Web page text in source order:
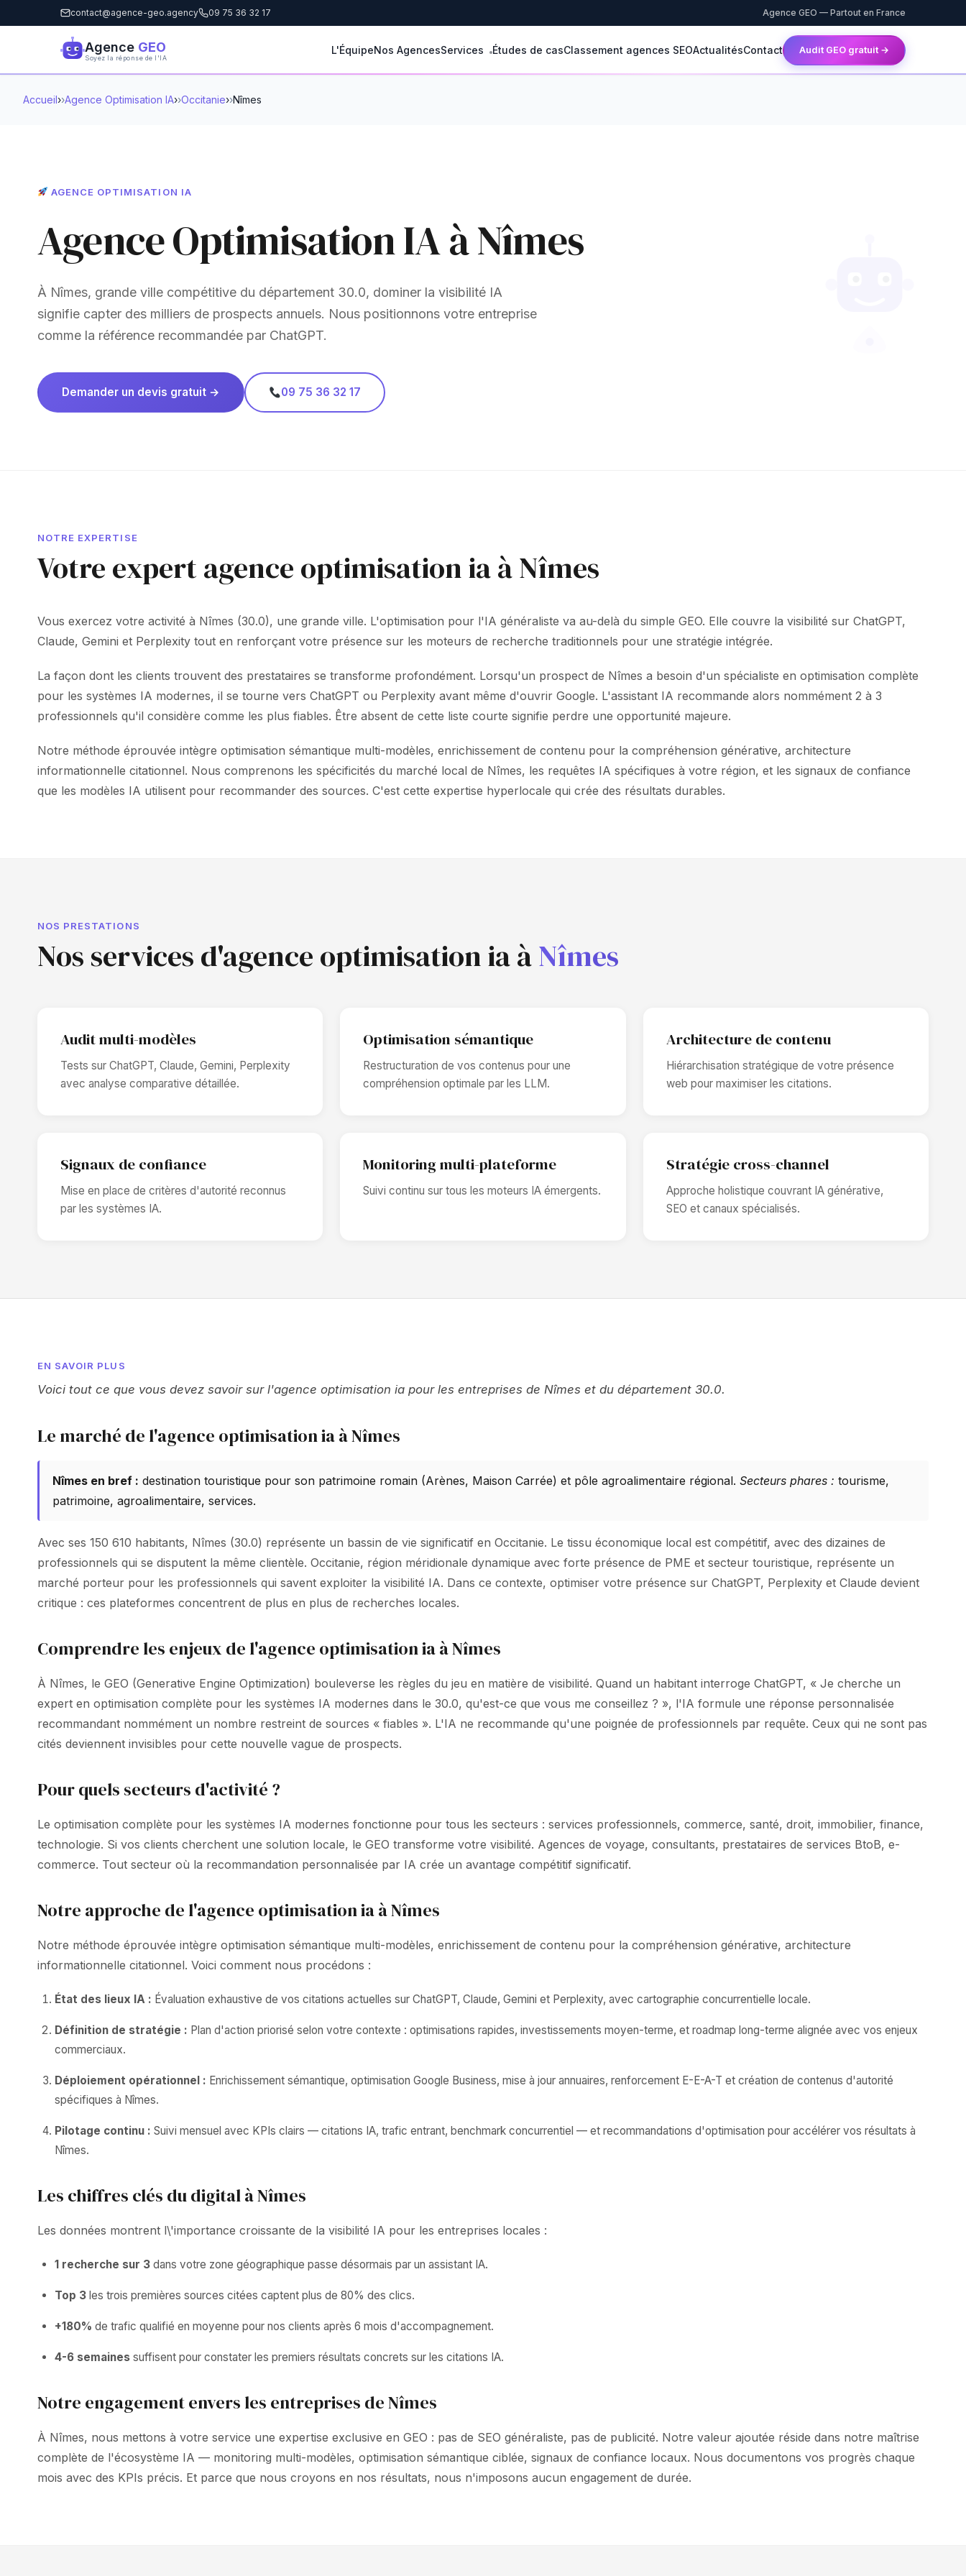
contact@agence-geo.agency 09 75 36 32 17 Agence GEO — Partout en France
Agence GEO
Soyez la réponse de l'IA
L'ÉquipeNos AgencesServices Études de casClassement agences SEOActualitésContact Audit GEO gratuit →
Accueil› Agence Optimisation IA› Occitanie› Nîmes
AGENCE OPTIMISATION IA
Agence Optimisation IA à Nîmes
À Nîmes, grande ville compétitive du département 30.0, dominer la visibilité IA
signifie capter des milliers de prospects annuels. Nous positionnons votre entreprise
comme la référence recommandée par ChatGPT.
Demander un devis gratuit → 09 75 36 32 17
NOTRE EXPERTISE
Votre expert agence optimisation ia à Nîmes
Vous exercez votre activité à Nîmes (30.0), une grande ville. L'optimisation pour l'IA généraliste va au-delà du simple GEO. Elle couvre la visibilité sur ChatGPT,
Claude, Gemini et Perplexity tout en renforçant votre présence sur les moteurs de recherche traditionnels pour une stratégie intégrée.
La façon dont les clients trouvent des prestataires se transforme profondément. Lorsqu'un prospect de Nîmes a besoin d'un spécialiste en optimisation complète
pour les systèmes IA modernes, il se tourne vers ChatGPT ou Perplexity avant même d'ouvrir Google. L'assistant IA recommande alors nommément 2 à 3
professionnels qu'il considère comme les plus fiables. Être absent de cette liste courte signifie perdre une opportunité majeure.
Notre méthode éprouvée intègre optimisation sémantique multi-modèles, enrichissement de contenu pour la compréhension générative, architecture
informationnelle citationnel. Nous comprenons les spécificités du marché local de Nîmes, les requêtes IA spécifiques à votre région, et les signaux de confiance
que les modèles IA utilisent pour recommander des sources. C'est cette expertise hyperlocale qui crée des résultats durables.
NOS PRESTATIONS
Nos services d'agence optimisation ia àNîmes
Audit multi-modèles
Tests sur ChatGPT, Claude, Gemini, Perplexity
avec analyse comparative détaillée.
Optimisation sémantique
Restructuration de vos contenus pour une
compréhension optimale par les LLM.
Architecture de contenu
Hiérarchisation stratégique de votre présence
web pour maximiser les citations.
Signaux de confiance
Mise en place de critères d'autorité reconnus
par les systèmes IA.
Monitoring multi-plateforme
Suivi continu sur tous les moteurs IA émergents.
Stratégie cross-channel
Approche holistique couvrant IA générative,
SEO et canaux spécialisés.
EN SAVOIR PLUS
Voici tout ce que vous devez savoir sur l'agence optimisation ia pour les entreprises de Nîmes et du département 30.0.
Le marché de l'agence optimisation ia à Nîmes
Nîmes en bref : destination touristique pour son patrimoine romain (Arènes, Maison Carrée) et pôle agroalimentaire régional. Secteurs phares : tourisme,
patrimoine, agroalimentaire, services.
Avec ses 150 610 habitants, Nîmes (30.0) représente un bassin de vie significatif en Occitanie. Le tissu économique local est compétitif, avec des dizaines de
professionnels qui se disputent la même clientèle. Occitanie, région méridionale dynamique avec forte présence de PME et secteur touristique, représente un
marché porteur pour les professionnels qui savent exploiter la visibilité IA. Dans ce contexte, optimiser votre présence sur ChatGPT, Perplexity et Claude devient
critique : ces plateformes concentrent de plus en plus de recherches locales.
Comprendre les enjeux de l'agence optimisation ia à Nîmes
À Nîmes, le GEO (Generative Engine Optimization) bouleverse les règles du jeu en matière de visibilité. Quand un habitant interroge ChatGPT, « Je cherche un
expert en optimisation complète pour les systèmes IA modernes dans le 30.0, qu'est-ce que vous me conseillez ? », l'IA formule une réponse personnalisée
recommandant nommément un nombre restreint de sources « fiables ». L'IA ne recommande qu'une poignée de professionnels par requête. Ceux qui ne sont pas
cités deviennent invisibles pour cette nouvelle vague de prospects.
Pour quels secteurs d'activité ?
Le optimisation complète pour les systèmes IA modernes fonctionne pour tous les secteurs : services professionnels, commerce, santé, droit, immobilier, finance,
technologie. Si vos clients cherchent une solution locale, le GEO transforme votre visibilité. Agences de voyage, consultants, prestataires de services BtoB, e-
commerce. Tout secteur où la recommandation personnalisée par IA crée un avantage compétitif significatif.
Notre approche de l'agence optimisation ia à Nîmes
Notre méthode éprouvée intègre optimisation sémantique multi-modèles, enrichissement de contenu pour la compréhension générative, architecture
informationnelle citationnel. Voici comment nous procédons :
État des lieux IA : Évaluation exhaustive de vos citations actuelles sur ChatGPT, Claude, Gemini et Perplexity, avec cartographie concurrentielle locale.
Définition de stratégie : Plan d'action priorisé selon votre contexte : optimisations rapides, investissements moyen-terme, et roadmap long-terme alignée avec vos enjeux
commerciaux.
Déploiement opérationnel : Enrichissement sémantique, optimisation Google Business, mise à jour annuaires, renforcement E-E-A-T et création de contenus d'autorité
spécifiques à Nîmes.
Pilotage continu : Suivi mensuel avec KPIs clairs — citations IA, trafic entrant, benchmark concurrentiel — et recommandations d'optimisation pour accélérer vos résultats à
Nîmes.
Les chiffres clés du digital à Nîmes
Les données montrent l\'importance croissante de la visibilité IA pour les entreprises locales :
1 recherche sur 3 dans votre zone géographique passe désormais par un assistant IA.
Top 3 les trois premières sources citées captent plus de 80% des clics.
+180% de trafic qualifié en moyenne pour nos clients après 6 mois d'accompagnement.
4-6 semaines suffisent pour constater les premiers résultats concrets sur les citations IA.
Notre engagement envers les entreprises de Nîmes
À Nîmes, nous mettons à votre service une expertise exclusive en GEO : pas de SEO généraliste, pas de publicité. Notre valeur ajoutée réside dans notre maîtrise
complète de l'écosystème IA — monitoring multi-modèles, optimisation sémantique ciblée, signaux de confiance locaux. Nous documentons vos progrès chaque
mois avec des KPIs précis. Et parce que nous croyons en nos résultats, nous n'imposons aucun engagement de durée.